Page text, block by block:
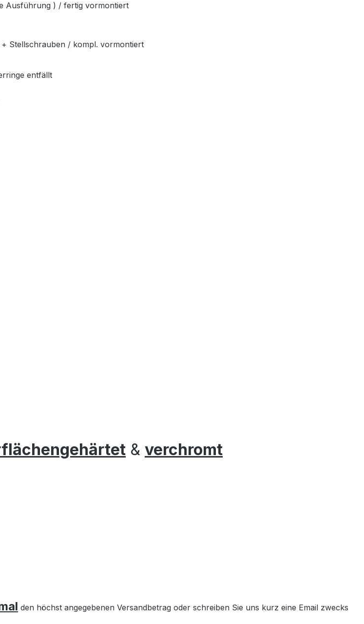
Ausführung ) / fertig vormontiert
Stellschrauben / kompl. vormontiert
entfällt
& verchromt
den höchst angegebenen Versandbetrag oder schreiben Sie uns kurz eine Email zwecks